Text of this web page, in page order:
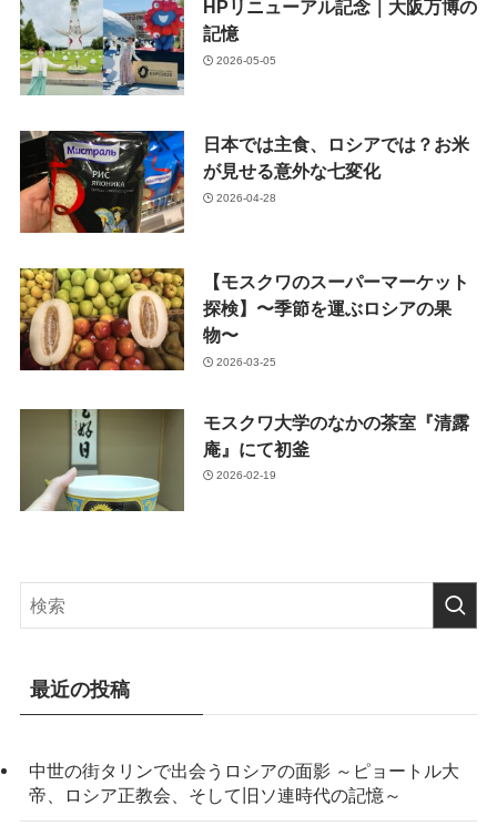
HPリニューアル記念｜大阪万博の
記憶
2026-05-05
日本では主食、ロシアでは？お米
が見せる意外な七変化
2026-04-28
【モスクワのスーパーマーケット
探検】〜季節を運ぶロシアの果
物〜
2026-03-25
モスクワ大学のなかの茶室『清露
庵』にて初釜
2026-02-19
最近の投稿
中世の街タリンで出会うロシアの面影 ～ピョートル大
帝、ロシア正教会、そして旧ソ連時代の記憶～